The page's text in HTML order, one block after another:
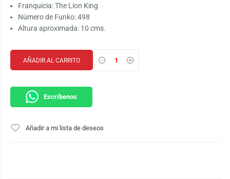
Franquicia: The Lion King
Número de Funko: 498
Altura aproximada: 10 cms.
AÑADIR AL CARRITO
Escríbenos
Añadir a mi lista de deseos